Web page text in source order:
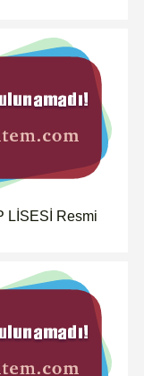
LİSESİ Resmi